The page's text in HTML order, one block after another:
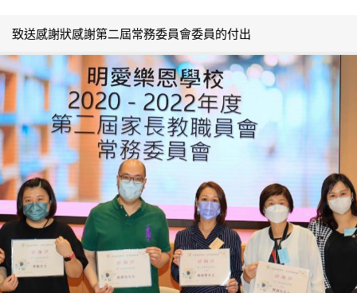
致送感謝狀感謝第二屆常務委員會委員的付出